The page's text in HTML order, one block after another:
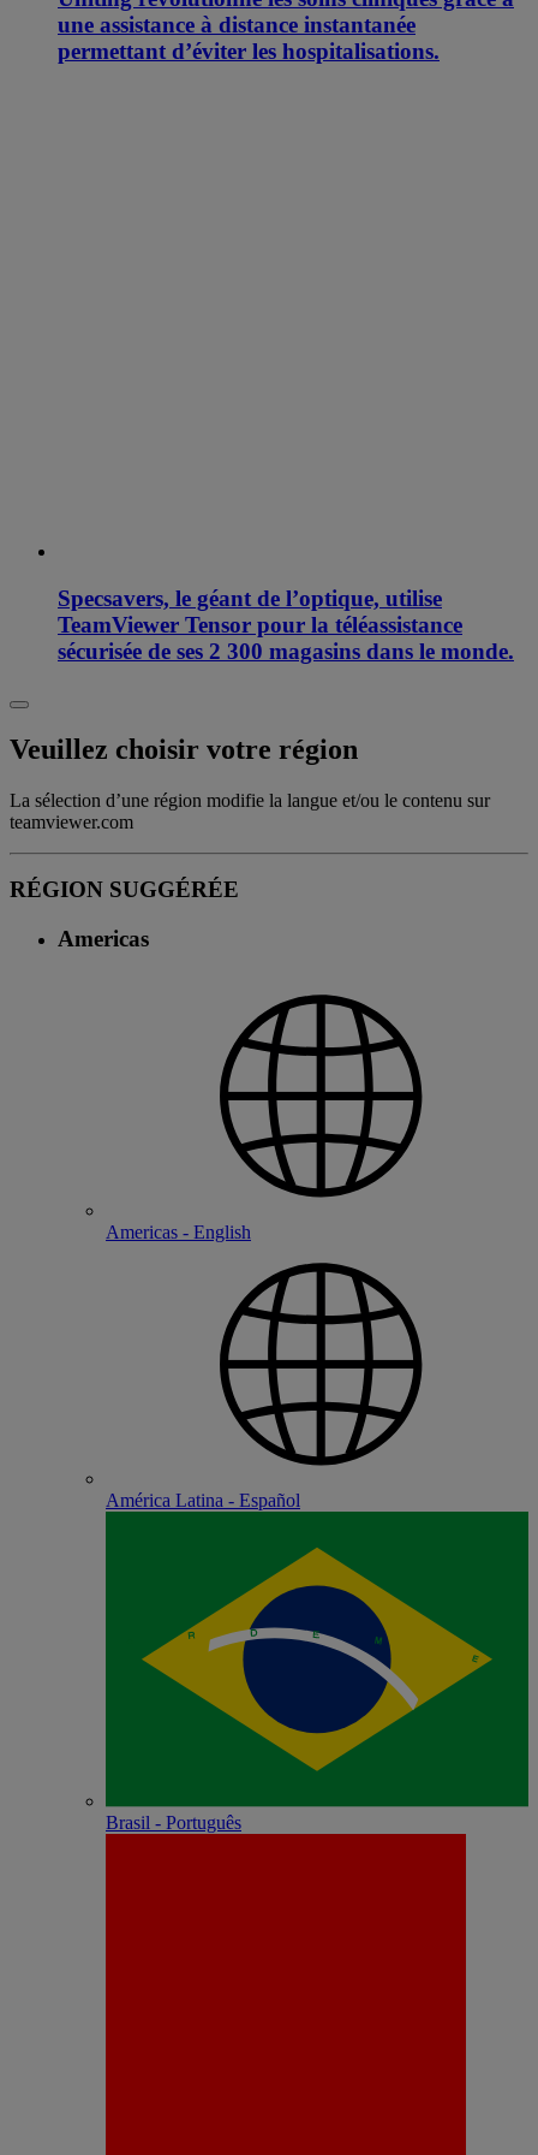
une assistance à distance instantanée
permettant d’éviter les hospitalisations.
Specsavers, le géant de l’optique, utilise
TeamViewer Tensor pour la téléassistance
sécurisée de ses 2 300 magasins dans le monde.
Veuillez choisir votre région
La sélection d’une région modifie la langue et/ou le contenu sur
teamviewer.com
RÉGION SUGGÉRÉE
Americas
Americas - English
América Latina - Español
Brasil - Português